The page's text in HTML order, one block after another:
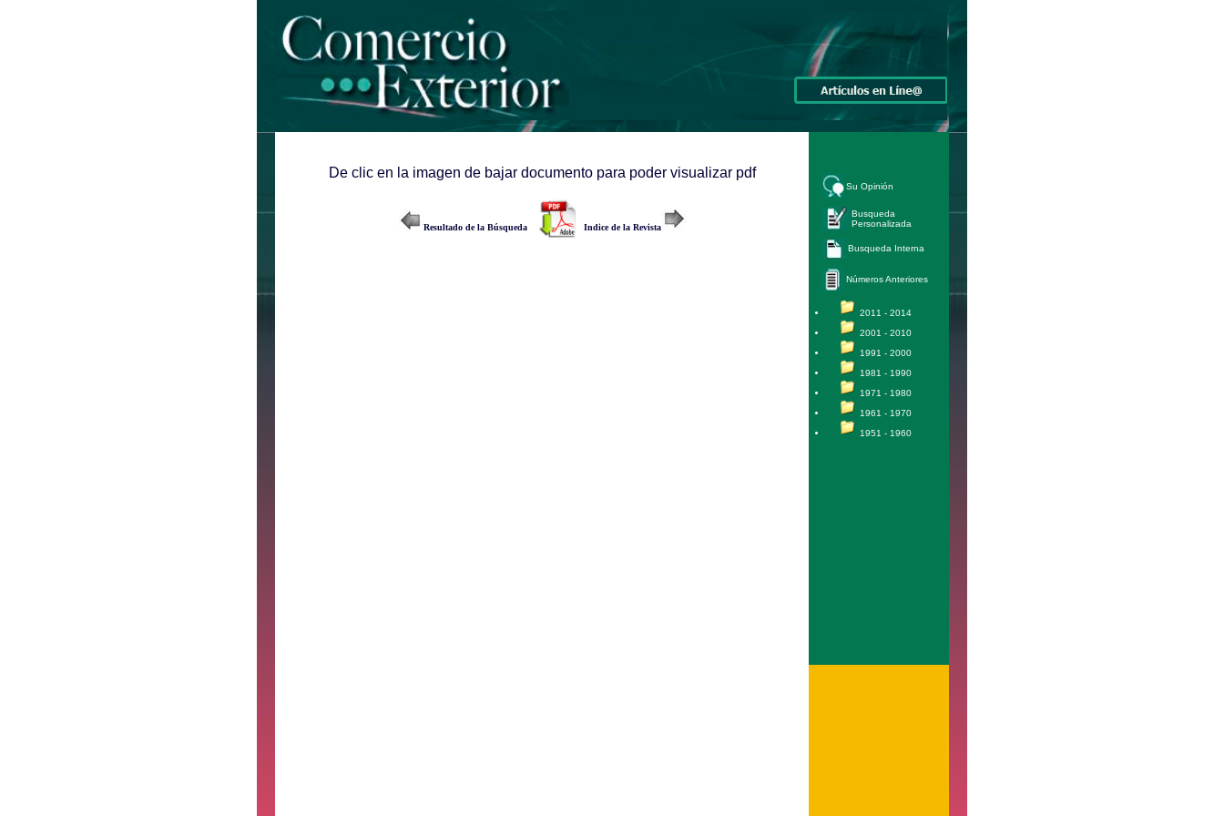
De clic en la imagen de bajar documento para poder visualizar pdf
Resultado de la Búsqueda Indice de la Revista
Su Opinión
Busqueda
Personalizada
Busqueda Interna
Números Anteriores
2011 - 2014
2001 - 2010
1991 - 2000
1981 - 1990
1971 - 1980
1961 - 1970
1951 - 1960